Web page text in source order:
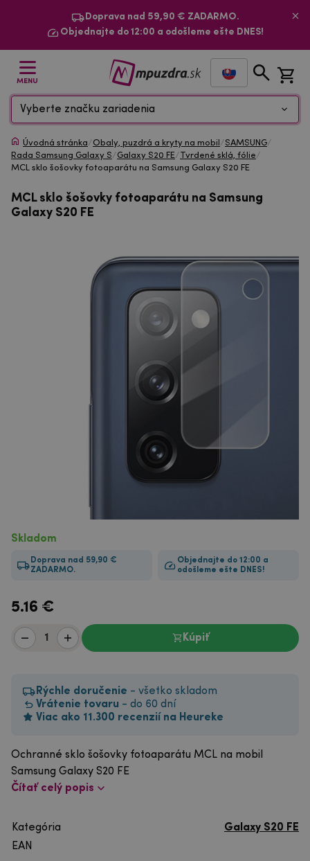
Doprava nad 59,90 € ZADARMO.
Objednajte do 12:00 a odošleme ešte DNES!
MENU
Vyberte značku zariadenia
Úvodná stránka/Obaly, puzdrá a kryty na mobil /SAMSUNG/
Rada Samsung Galaxy S/Galaxy S20 FE/Tvrdené sklá, fólie/
MCL sklo šošovky fotoaparátu na Samsung Galaxy S20 FE
MCL sklo šošovky fotoaparátu na Samsung
Galaxy S20 FE
Skladom
Doprava nad 59,90 €
ZADARMO.
Objednajte do 12:00 a
odošleme ešte DNES!
5.16 €
Kúpiť
Rýchle doručenie - všetko skladom
Vrátenie tovaru - do 60 dní
Viac ako 11.300 recenzií na Heureke
Ochranné sklo šošovky fotoaparátu MCL na mobil
Samsung Galaxy S20 FE
Čítať celý popis
Kategória
Galaxy S20 FE
EAN